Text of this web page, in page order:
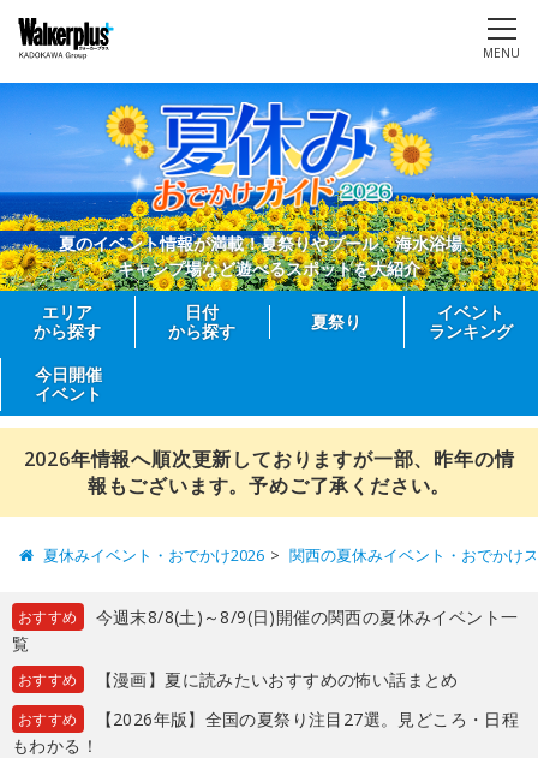
MENU
夏のイベント情報が満載！夏祭りやプール、海水浴場、
キャンプ場など遊べるスポットを大紹介
エリア
から探す
日付
から探す
夏祭り
イベント
ランキング
今日開催
イベント
2026年情報へ順次更新しておりますが一部、昨年の情
報もございます。予めご了承ください。
夏休みイベント・おでかけ2026 関西の夏休みイベント・おでかけ
おすすめ
今週末8/8(土)～8/9(日)開催の関西の夏休みイベント一
覧
おすすめ 【漫画】夏に読みたいおすすめの怖い話まとめ
おすすめ
【2026年版】全国の夏祭り注目27選。見どころ・日程
もわかる！